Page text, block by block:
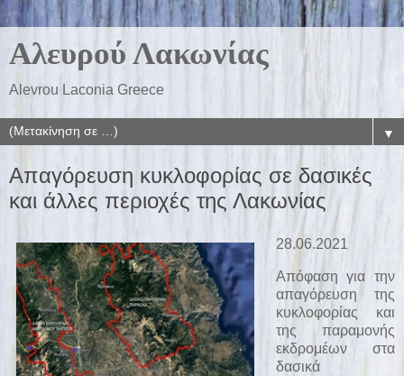
Αλευρού Λακωνίας
Alevrou Laconia Greece
▼
Απαγόρευση κυκλοφορίας σε δασικές
και άλλες περιοχές της Λακωνίας
28.06.2021
Απόφαση για την
απαγόρευση της
κυκλοφορίας και
της παραμονής
εκδρομέων στα
δασικά